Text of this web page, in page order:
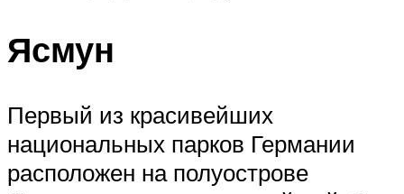
Ясмун
Первый из красивейших
национальных парков Германии
расположен на полуострове